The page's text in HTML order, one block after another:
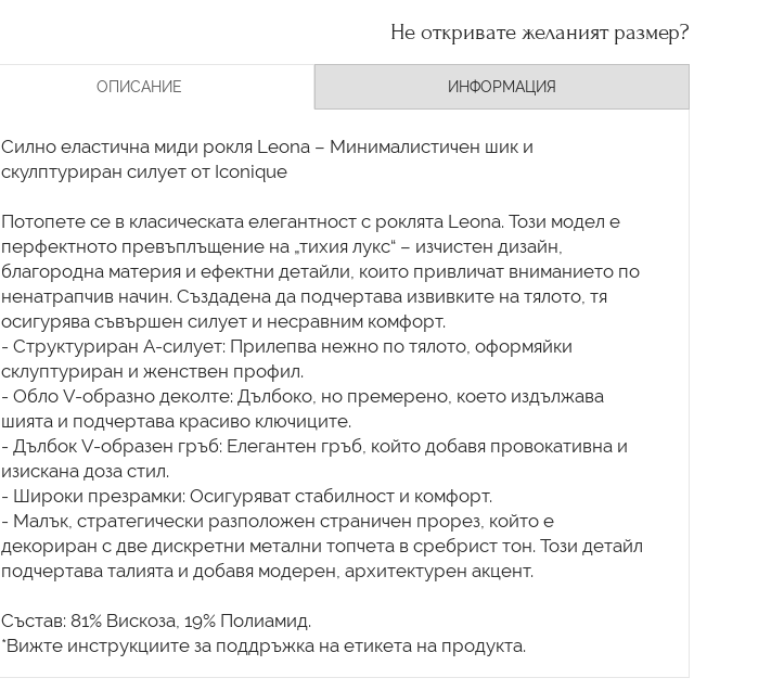
Не откривате желаният размер?
ОПИСАНИЕ ИНФОРМАЦИЯ
Силно еластична миди рокля Leona – Минималистичен шик и
скулптуриран силует от Iconique
Потопете се в класическата елегантност с роклята Leona. Този модел е
перфектното превъплъщение на „тихия лукс“ – изчистен дизайн,
благородна материя и ефектни детайли, които привличат вниманието по
ненатрапчив начин. Създадена да подчертава извивките на тялото, тя
осигурява съвършен силует и несравним комфорт.
- Структуриран A-силует: Прилепва нежно по тялото, оформяйки
склуптуриран и женствен профил.
- Обло V-образно деколте: Дълбоко, но премерено, което издължава
шията и подчертава красиво ключиците.
- Дълбок V-образен гръб: Елегантен гръб, който добавя провокативна и
изискана доза стил.
- Широки презрамки: Осигуряват стабилност и комфорт.
- Малък, стратегически разположен страничен прорез, който е
декориран с две дискретни метални топчета в сребрист тон. Този детайл
подчертава талията и добавя модерен, архитектурен акцент.
Състав: 81% Вискоза, 19% Полиамид.